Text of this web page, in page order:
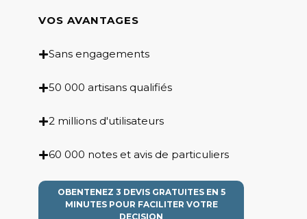
VOS AVANTAGES
Sans engagements
50 000 artisans qualifiés
2 millions d'utilisateurs
60 000 notes et avis de particuliers
OBENTENEZ 3 DEVIS GRATUITES EN 5
MINUTES POUR FACILITER VOTRE
DECISION